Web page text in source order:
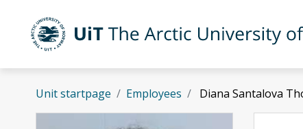
Skip to main content
UiT The Arctic University of Norway
Unit startpage Employees Diana Santalova